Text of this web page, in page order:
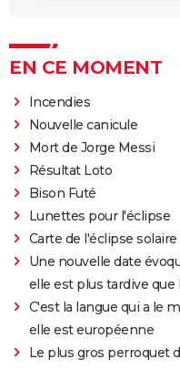
EN CE MOMENT
Incendies
Nouvelle canicule
Mort de Jorge Messi
Résultat Loto
Bison Futé
Lunettes pour l'éclipse
Carte de l'éclipse solaire
Une nouvelle date
elle est plus tardive que
C'est la langue qui a le
elle est européenne
Le plus gros perroquet